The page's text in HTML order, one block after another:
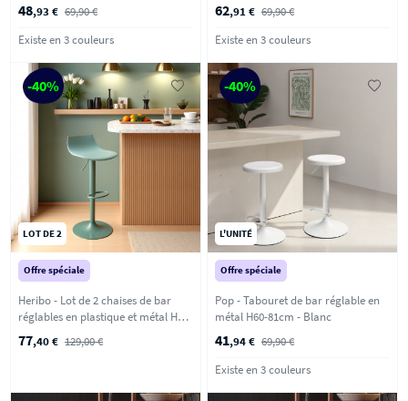
48,93 € 69,90 €
Existe en 3 couleurs
62,91 € 69,90 €
Existe en 3 couleurs
-40%
LOT DE 2
Offre spéciale
Heribo - Lot de 2 chaises de bar
réglables en plastique et métal H58-
77,40 € 129,00 €
-40%
L'UNITÉ
Offre spéciale
Pop - Tabouret de bar réglable en
métal H60-81cm - Blanc
41,94 € 69,90 €
Existe en 3 couleurs